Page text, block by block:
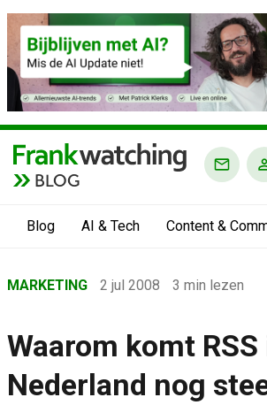
BLOG
Blog AI & Tech Content &
›
›
Marketing
MARKETING 2 jul 2008 3 min lezen
Waarom komt RSS
Nederland nog